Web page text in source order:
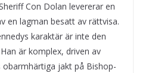
Con Dolan levererar en
en lagman besatt av rättvisa.
karaktär är inte den
är komplex, driven av
jakt på Bishop-